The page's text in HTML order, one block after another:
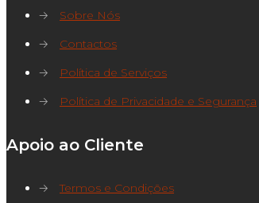
→
Sobre Nós
→
Contactos
→
Política de Serviços
→
Política de Privacidade e Segurança
Apoio ao Cliente
→
Termos e Condições